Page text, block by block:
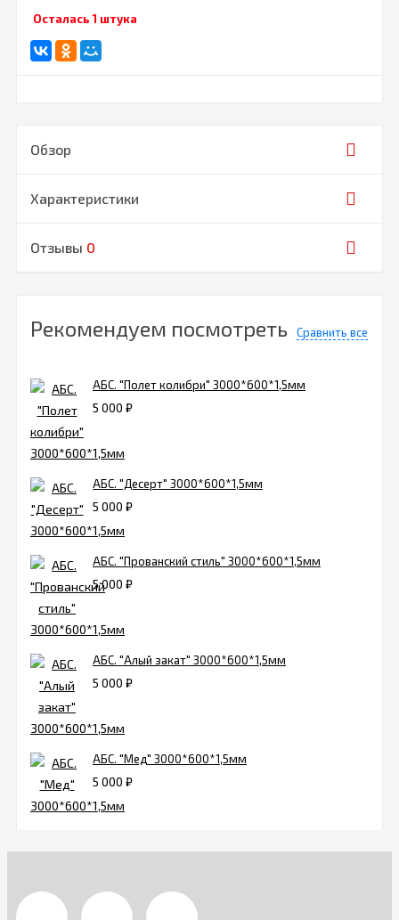
Осталась 1 штука
Обзор
Характеристики
Отзывы 0
Рекомендуем посмотреть Сравнить все
АБС. "Полет колибри" 3000*600*1,5мм
5 000 ₽
АБС. "Десерт" 3000*600*1,5мм
5 000 ₽
АБС. "Прованский стиль" 3000*600*1,5мм
5 000 ₽
АБС. "Алый закат" 3000*600*1,5мм
5 000 ₽
АБС. "Мед" 3000*600*1,5мм
5 000 ₽